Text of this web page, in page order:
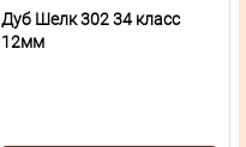
Дуб Шелк 302 34 класс
12мм